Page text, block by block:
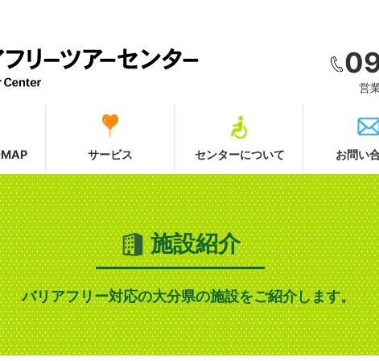
営
サービス センターについて お問い
施設紹介
バリアフリー対応の大分県の施設をご紹介します。